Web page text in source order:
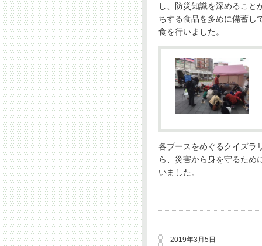
し、防災知識を深めること
ちする食品を多めに備蓄し
食を行いました。
各ブースをめぐるクイズラ
ら、災害から身を守るため
いました。
2019年3月5日